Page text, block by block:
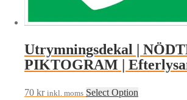
Utrymningsdekal |
PIKTOGRAM |
70 kr inkl. moms Select Option